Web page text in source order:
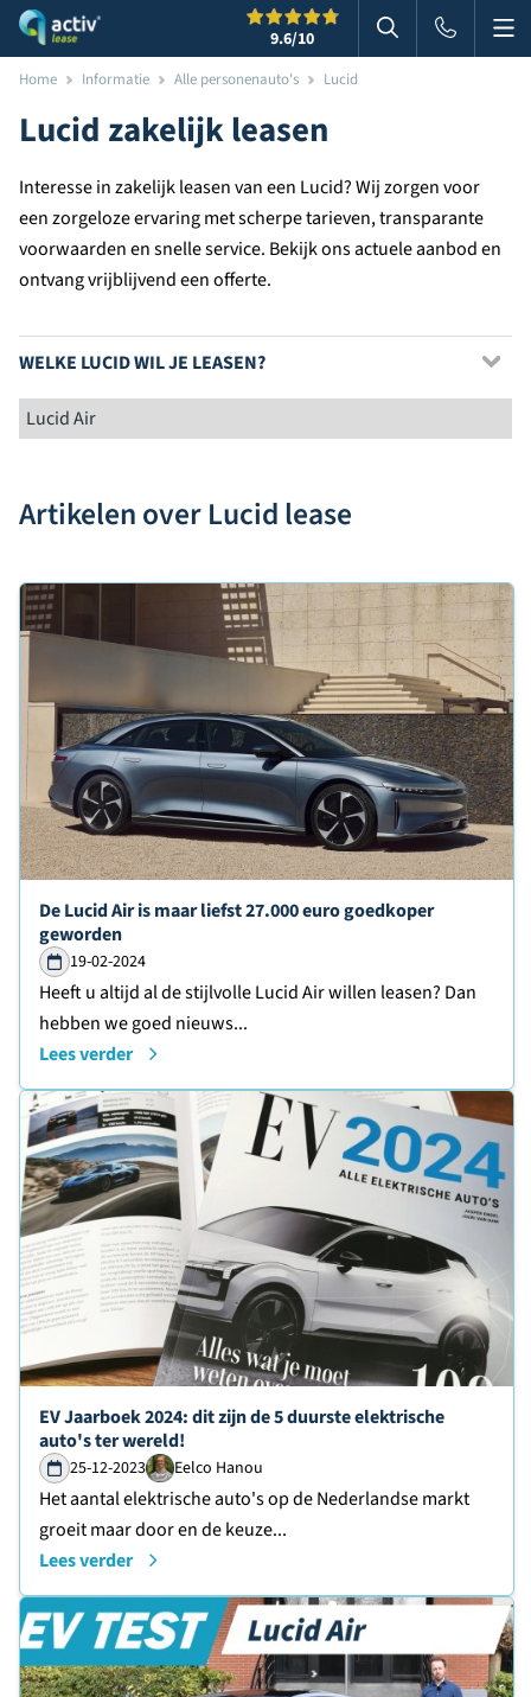
9.6/10 Zoeken in
Home Informatie Alle personenauto's Lucid
Lucid zakelijk leasen
Interesse in zakelijk leasen van een Lucid? Wij zorgen voor
een zorgeloze ervaring met scherpe tarieven, transparante
voorwaarden en snelle service. Bekijk ons actuele aanbod en
ontvang vrijblijvend een offerte.
WELKE LUCID WIL JE LEASEN?
Lucid Air
Artikelen over Lucid lease
Lees verder over
De Lucid Air is maar liefst 27.000 euro goedkoper
geworden
19-02-2024
Heeft u altijd al de stijlvolle Lucid Air willen leasen? Dan
hebben we goed nieuws...
Lees verder
Lees verder over
EV Jaarboek 2024: dit zijn de 5 duurste elektrische
auto's ter wereld!
25-12-2023 Eelco Hanou
Het aantal elektrische auto's op de Nederlandse markt
groeit maar door en de keuze...
Lees verder